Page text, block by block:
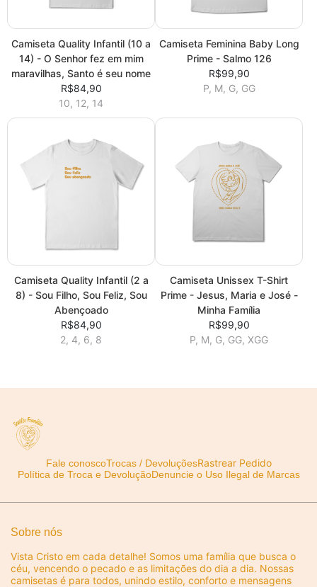
Camiseta Quality Infantil (10 a
14) - O Senhor fez em mim
maravilhas, Santo é seu nome
R$84,90
10, 12, 14
Camiseta Feminina Baby Long
Prime - Salmo 126
R$99,90
P, M, G, GG
Camiseta Quality Infantil (2 a
8) - Sou Filho, Sou Feliz, Sou
Abençoado
R$84,90
2, 4, 6, 8
Camiseta Unissex T-Shirt
Prime - Jesus, Maria e José -
Minha Família
R$99,90
P, M, G, GG, XGG
Fale conoscoTrocas / DevoluçõesRastrear Pedido
Política de Troca e DevoluçãoDenuncie o Uso Ilegal de Marcas
Sobre nós
Vista Cristo em cada detalhe! Somos uma família que busca o
céu, vencendo o pecado e as limitações do dia a dia. Nossas
camisetas é para todos, unindo estilo, conforto e mensagens